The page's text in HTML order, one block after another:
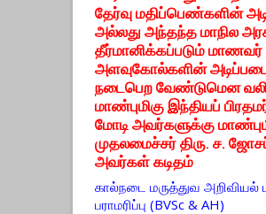
தேர்வு மதிப்பெண்களின்
அல்லது அந்தந்த மாநில
தீர்மானிக்கப்படும்
அளவுகோல்களின்
நடைபெற வேண்டுமென
மாண்புமிகு இந்தியப்
மோடி அவர்களுக்கு
முதலமைச்சர் திரு. ச.
அவர்கள் கடிதம்
கால்நடை மருத்துவ அறிவியல்
பராமரிப்பு (BVSc & AH)